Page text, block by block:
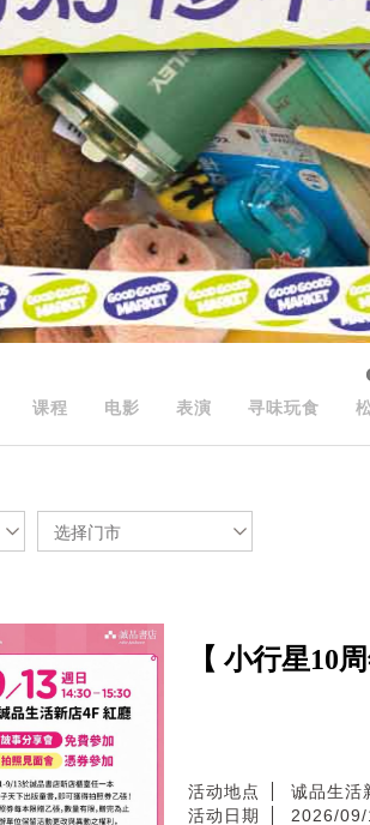
课程 电影 表演 寻味玩食
选择门市
【 小行星10
活动地点
诚品生
活动日期
2026/